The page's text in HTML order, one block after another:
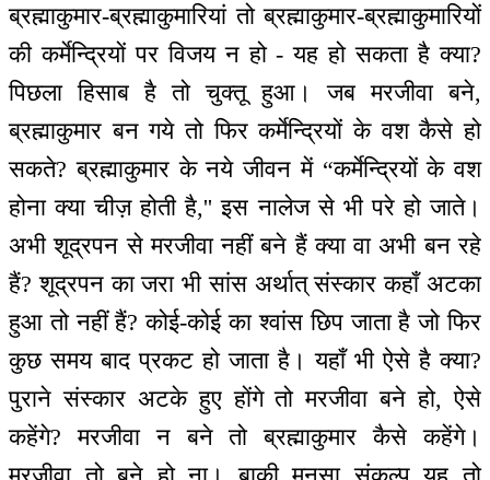
ब्रह्माकुमार-ब्रह्माकुमारियां तो ब्रह्माकुमार-ब्रह्माकुमारियों
की कर्मेन्द्रियों पर विजय न हो - यह हो सकता है क्या?
पिछला हिसाब है तो चुक्तू हुआ। जब मरजीवा बने,
ब्रह्माकुमार बन गये तो फिर कर्मेन्द्रियों के वश कैसे हो
सकते? ब्रह्माकुमार के नये जीवन में “कर्मेन्द्रियों के वश
होना क्या चीज़ होती है,'' इस नालेज से भी परे हो जाते।
अभी शूद्रपन से मरजीवा नहीं बने हैं क्या वा अभी बन रहे
हैं? शूद्रपन का जरा भी सांस अर्थात् संस्कार कहाँ अटका
हुआ तो नहीं हैं? कोई-कोई का श्वांस छिप जाता है जो फिर
कुछ समय बाद प्रकट हो जाता है। यहाँ भी ऐसे है क्या?
पुराने संस्कार अटके हुए होंगे तो मरजीवा बने हो, ऐसे
कहेंगे? मरजीवा न बने तो ब्रह्माकुमार कैसे कहेंगे।